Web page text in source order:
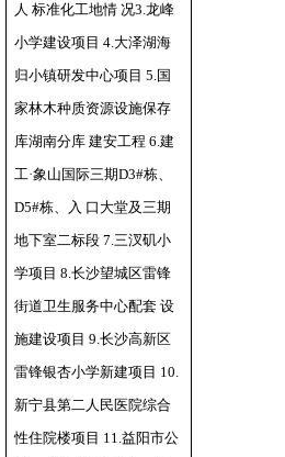
人 标准化工地情 况3.龙峰
小学建设项目 4.大泽湖海
归小镇研发中心项目 5.国
家林木种质资源设施保存
库湖南分库 建安工程 6.建
工·象山国际三期D3#栋、
D5#栋、入 口大堂及三期
地下室二标段 7.三汊矶小
学项目 8.长沙望城区雷锋
街道卫生服务中心配套 设
施建设项目 9.长沙高新区
雷锋银杏小学新建项目 10.
新宁县第二人民医院综合
性住院楼项目 11.益阳市公